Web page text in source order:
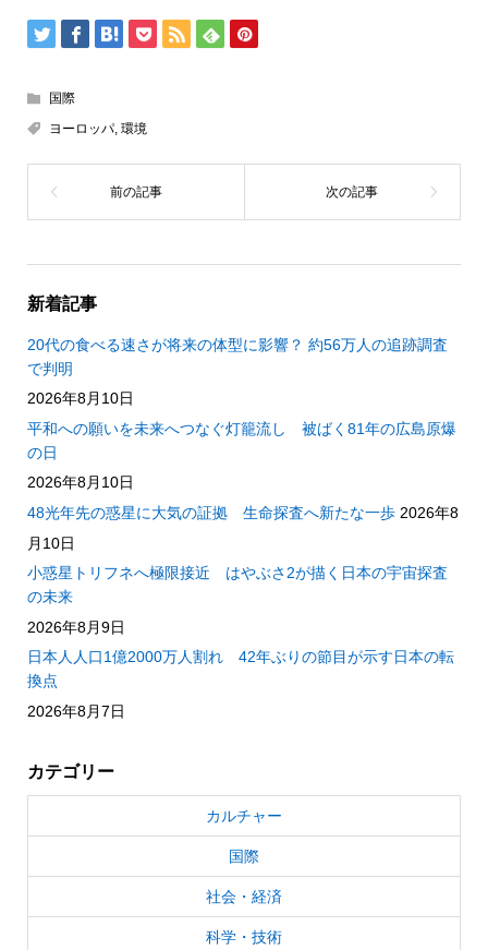
国際
ヨーロッパ, 環境
新着記事
20代の食べる速さが将来の体型に影響？ 約56万人の追跡調査
で判明
2026年8月10日
平和への願いを未来へつなぐ灯籠流し 被ばく81年の広島原爆
の日
2026年8月10日
48光年先の惑星に大気の証拠 生命探査へ新たな一歩 2026年8
月10日
小惑星トリフネへ極限接近 はやぶさ2が描く日本の宇宙探査
の未来
2026年8月9日
日本人人口1億2000万人割れ 42年ぶりの節目が示す日本の転
換点
2026年8月7日
カテゴリー
カルチャー
国際
社会・経済
科学・技術